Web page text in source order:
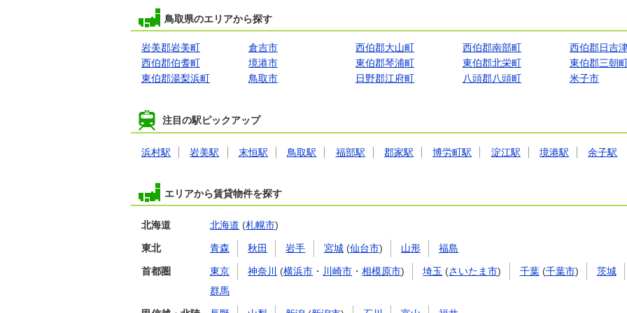
鳥取県のエリアから探す
岩美郡岩美町 倉吉市 西伯郡大山町 西伯郡南部町
西伯郡日吉
西伯郡伯耆町
境港市 東伯郡琴浦町 東伯郡北栄町
東伯郡三朝
東伯郡湯梨浜町
鳥取市 日野郡江府町 八頭郡八頭町 米子市
注目の駅ピックアップ
浜村駅 岩美駅 末恒駅 鳥取駅 福部駅 郡家駅 博労町駅 淀江駅 境港駅 余子駅
エリアから賃貸物件を探す
北海道 北海道 (札幌市)
東北 青森 秋田 岩手 宮城(仙台市) 山形 福島
首都圏 東京 神奈川 (横浜市 ・ 川崎市 ・相模原市) 埼玉 (さいたま市) 千葉(千葉市) 茨城
群馬